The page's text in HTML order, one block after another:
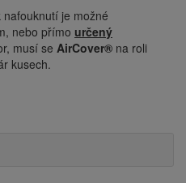
nafouknutí je možné
nebo přímo určený
musí se AirCover® na roli
kusech.